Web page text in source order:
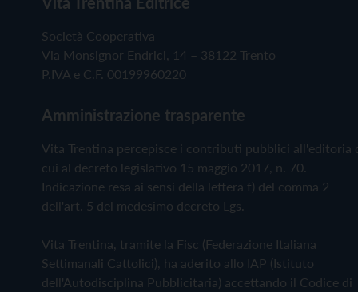
Società Cooperativa
Via Monsignor Endrici, 14 – 38122 Trento
P.IVA e C.F. 00199960220
Amministrazione trasparente
Vita Trentina percepisce i contributi pubblici all'editoria
cui al decreto legislativo 15 maggio 2017, n. 70.
Indicazione resa ai sensi della lettera f) del comma 2
dell'art. 5 del medesimo decreto Lgs.
Vita Trentina, tramite la Fisc (Federazione Italiana
Settimanali Cattolici), ha aderito allo IAP (Istituto
dell'Autodisciplina Pubblicitaria) accettando il Codice di